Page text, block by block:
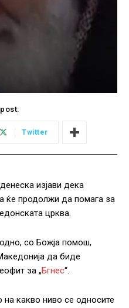
Twitter
изјави дека
ќе продолжи да помага за
црква.
со Божја помош,
да биде
за „Бгнес“.
на какво ниво се односите